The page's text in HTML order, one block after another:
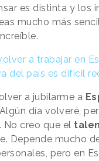
es distinta y los
mucho más
a trabajar en
del país es difícil
a jubilarme a
día volveré,
No creo que el
Depende mucho
pero en